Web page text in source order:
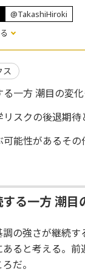
@TakashiHiroki
ス
一方 潮目の変
スクの後退期
能性があるその
る一方 潮目
の強さが継続
ると考える。
だ。